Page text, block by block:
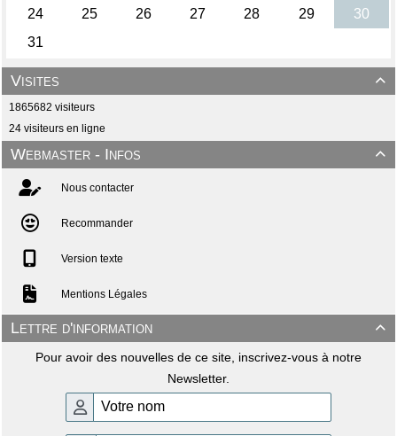

Visites
1865682 visiteurs
24 visiteurs en ligne

Webmaster - Infos
Nous contacter
Recommander
Version texte
Mentions Légales

Lettre d'information
Pour avoir des nouvelles de ce site, inscrivez-vous à notre
Newsletter.